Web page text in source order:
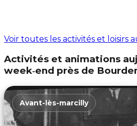
Voir toutes les activités et loisirs
Activités et animations
week‑end près de
Avant-lès-marcilly